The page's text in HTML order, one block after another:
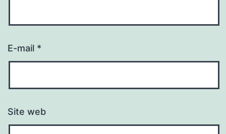
E-mail *
Site web